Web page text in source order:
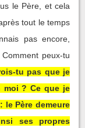
le Père, et cela
tout le temps
pas encore,
peux-tu
tu pas que je
moi ? Ce que je
le Père demeure
ses propres